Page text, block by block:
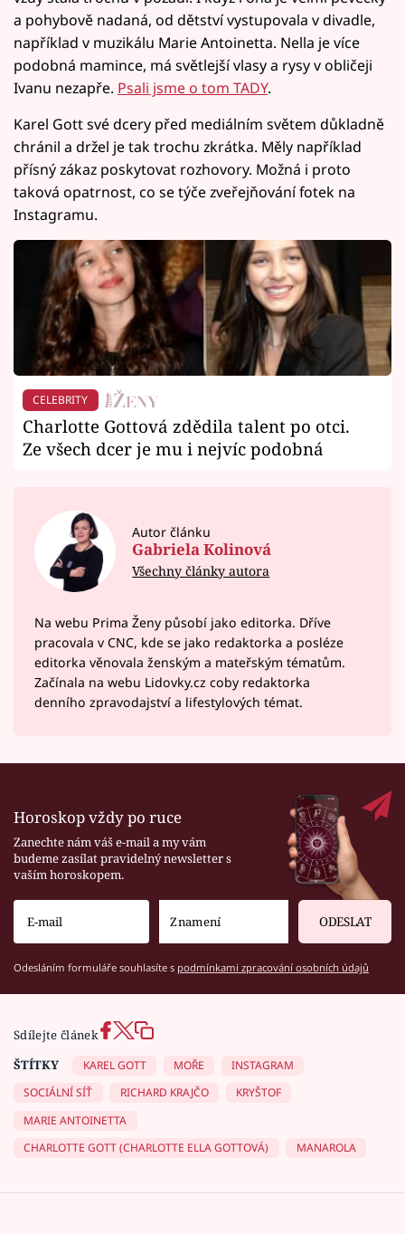
a pohybově nadaná, od dětství vystupovala v divadle,
například v muzikálu Marie Antoinetta. Nella je více
podobná mamince, má světlejší vlasy a rysy v obličeji
Ivanu nezapře. Psali jsme o tom TADY.
Karel Gott své dcery před mediálním světem důkladně
chránil a držel je tak trochu zkrátka. Měly například
přísný zákaz poskytovat rozhovory. Možná i proto
taková opatrnost, co se týče zveřejňování fotek na
Instagramu.
CELEBRITY
Charlotte Gottová zdědila talent po otci.
Ze všech dcer je mu i nejvíc podobná
Autor článku
Gabriela Kolinová
Všechny články autora
Na webu Prima Ženy působí jako editorka. Dříve
pracovala v CNC, kde se jako redaktorka a posléze
editorka věnovala ženským a mateřským tématům.
Začínala na webu Lidovky.cz coby redaktorka
denního zpravodajství a lifestylových témat.
Horoskop vždy po ruce
Zanechte nám váš e-mail a my vám
budeme zasílat pravidelný newsletter s
vaším horoskopem.
ODESLAT
Odesláním formuláře souhlasíte s podmínkami zpracování osobních údajů
Sdílejte článek
ŠTÍTKY
KAREL GOTT MOŘE
INSTAGRAM
SOCIÁLNÍ SÍŤ
RICHARD KRAJČO
KRYŠTOF
MARIE ANTOINETTA
CHARLOTTE GOTT (CHARLOTTE ELLA GOTTOVÁ)
MANAROLA